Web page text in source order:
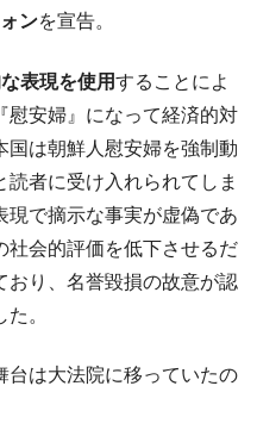
ンを宣告。
表現を使用することによ
慰安婦』になって経済的対
国は朝鮮人慰安婦を強制動
読者に受け入れられてしま
現で摘示な事実が虚偽であ
社会的評価を低下させるだ
おり、名誉毀損の故意が認
。
台は大法院に移っていたの